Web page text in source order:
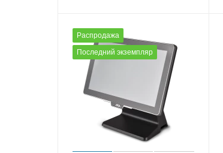
Распродажа
Последний экземпляр